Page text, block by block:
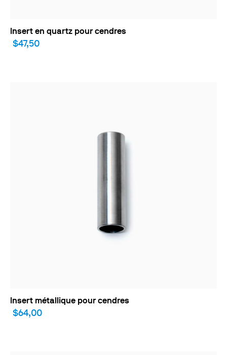
Insert en quartz pour cendres
$47,50
Insert métallique pour cendres
$64,00